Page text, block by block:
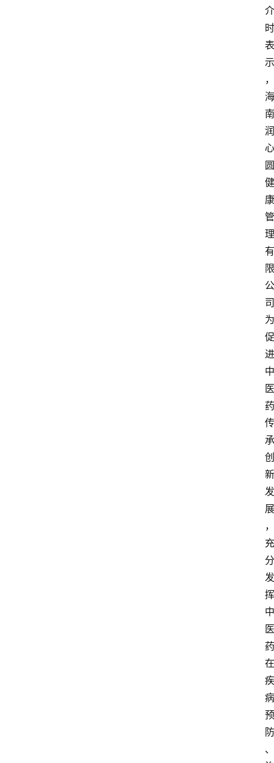
介
时
表
示
，
海
南
润
心
圆
健
康
管
理
有
限
公
司
为
促
进
中
医
药
传
承
创
新
发
展
，
充
分
发
挥
中
医
药
在
疾
病
预
防
、